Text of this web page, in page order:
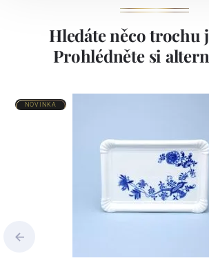
Hledáte něco trochu
Prohlédněte si
NOVINKA